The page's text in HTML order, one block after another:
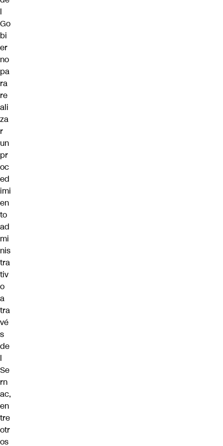
l
Go
bi
er
no
pa
ra
re
ali
za
r
un
pr
oc
ed
imi
en
to
ad
mi
nis
tra
tiv
o
a
tra
vé
s
de
l
Se
rn
ac,
en
tre
otr
os